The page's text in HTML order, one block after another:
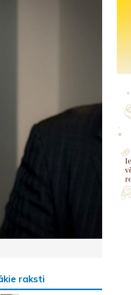
raksti